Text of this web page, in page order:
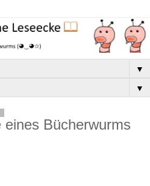
▼
▼
Bücherwurms